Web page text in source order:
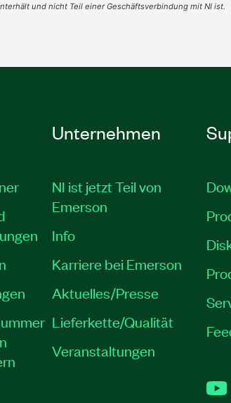
und nicht Teil einer Geschäftsverbindung mit NI ist.
Unternehmen
NI ist jetzt Teil von
Emerson
Info
Karriere bei Emerson
Aktuelles/Presse
Lieferkette/Qualität
Veranstaltungen